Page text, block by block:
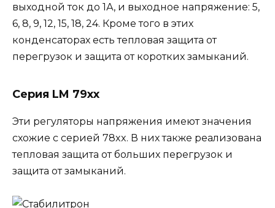
выходной ток до 1А, и выходное напряжение: 5,
6, 8, 9, 12, 15, 18, 24. Кроме того в этих
конденсаторах есть тепловая защита от
перегрузок и защита от коротких замыканий.
Серия LM 79xx
Эти регуляторы напряжения имеют значения
схожие с серией 78xx. В них также реализована
тепловая защита от больших перегрузок и
защита от замыканий.